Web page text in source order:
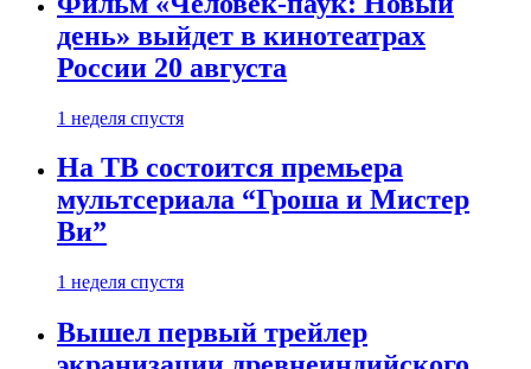
день» выйдет в кинотеатрах
России 20 августа
1 неделя спустя
На ТВ состоится премьера
мультсериала “Гроша и Мистер
Ви”
1 неделя спустя
Вышел первый трейлер